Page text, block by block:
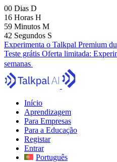
00 Dias D
16 Horas H
59 Minutos M
41 Segundos S
Experimenta o Talkpal Premium
Teste grátis Oferta limitada:
semanas
Início
Aprendizagem
Para Empresas
Para a Educação
Registar
Entrar
Português